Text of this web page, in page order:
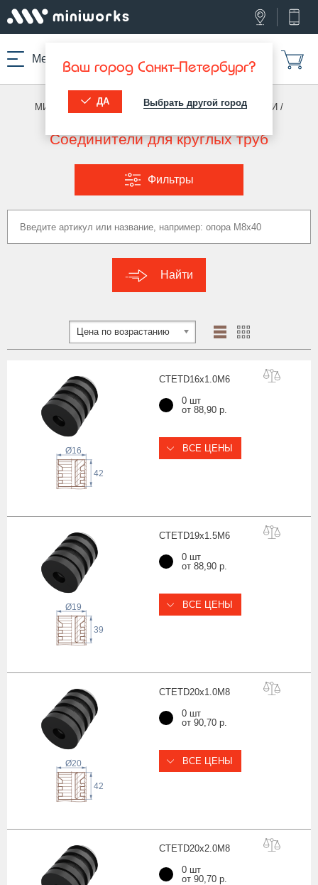
Меню Ваш город Санкт-Петербург?
ДА Выбрать другой город
МИНИВОРКС ПРО ПЕРЕХОДНИКИ И СОЕДИНИТЕЛИ /
СОЕДИНИТЕЛИ (КРУГ)
Соединители для круглых труб
Фильтры
Найти
Цена по возрастанию
CTETD16x1.0M6
42
Ø16
0 шт
от 88,90 р.
ВСЕ ЦЕНЫ
CTETD19x1.5M6
39
Ø19
0 шт
от 88,90 р.
ВСЕ ЦЕНЫ
CTETD20x1.0M8
42
Ø20
0 шт
от 90,70 р.
ВСЕ ЦЕНЫ
CTETD20x2.0M8
0 шт
от 90,70 р.